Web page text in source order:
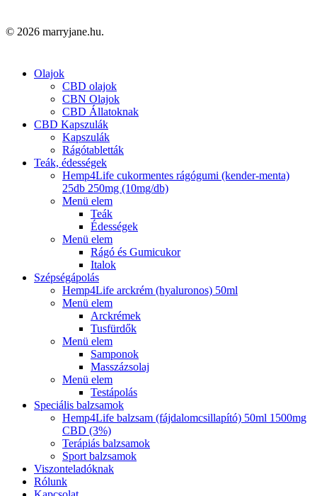
© 2026 marryjane.hu.
Close
Olajok
CBD olajok
CBN Olajok
CBD Állatoknak
CBD Kapszulák
Kapszulák
Rágótabletták
Teák, édességek
Hemp4Life cukormentes rágógumi (kender-menta)
25db 250mg (10mg/db)
Menü elem
Teák
Édességek
Menü elem
Rágó és Gumicukor
Italok
Szépségápolás
Hemp4Life arckrém (hyaluronos) 50ml
Menü elem
Arckrémek
Tusfürdők
Menü elem
Samponok
Masszázsolaj
Menü elem
Testápolás
Speciális balzsamok
Hemp4Life balzsam (fájdalomcsillapító) 50ml 1500mg
CBD (3%)
Terápiás balzsamok
Sport balzsamok
Viszonteladóknak
Rólunk